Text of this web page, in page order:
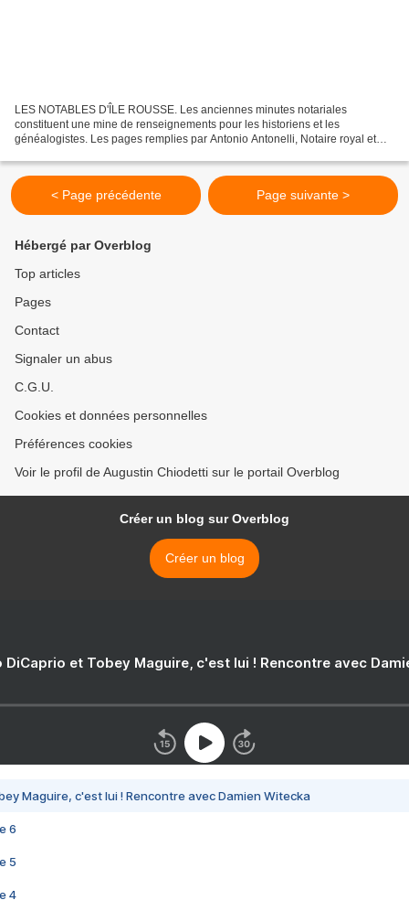
LES NOTABLES D'ÎLE ROUSSE. Les anciennes minutes notariales
constituent une mine de renseignements pour les historiens et les
généalogistes. Les pages remplies par Antonio Antonelli, Notaire royal et
< Page précédente Page suivante >
Hébergé par Overblog
Top articles
Pages
Contact
Signaler un abus
C.G.U.
Cookies et données personnelles
Préférences cookies
Voir le profil de Augustin Chiodetti sur le portail Overblog
Créer un blog sur Overblog
Créer un blog
DiCaprio et Tobey Maguire, c'est lui ! Rencontre avec
Maguire, c'est lui ! Rencontre avec Damien Witecka
6
5
4